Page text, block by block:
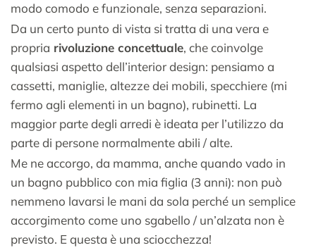
modo comodo e funzionale, senza separazioni.
Da un certo punto di vista si tratta di una vera e
propria rivoluzione concettuale, che coinvolge
qualsiasi aspetto dell’interior design: pensiamo a
cassetti, maniglie, altezze dei mobili, specchiere (mi
fermo agli elementi in un bagno), rubinetti. La
maggior parte degli arredi è ideata per l’utilizzo da
parte di persone normalmente abili / alte.
Me ne accorgo, da mamma, anche quando vado in
un bagno pubblico con mia figlia (3 anni): non può
nemmeno lavarsi le mani da sola perché un semplice
accorgimento come uno sgabello / un’alzata non è
previsto. E questa è una sciocchezza!